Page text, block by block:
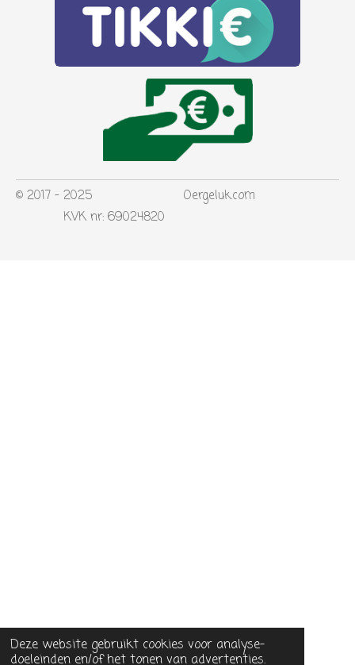
Deze website gebruikt cookies voor analyse-
doeleinden en/of het tonen van advertenties.
© 2017 - 2025 Oergeluk.com
KVK nr: 69024820